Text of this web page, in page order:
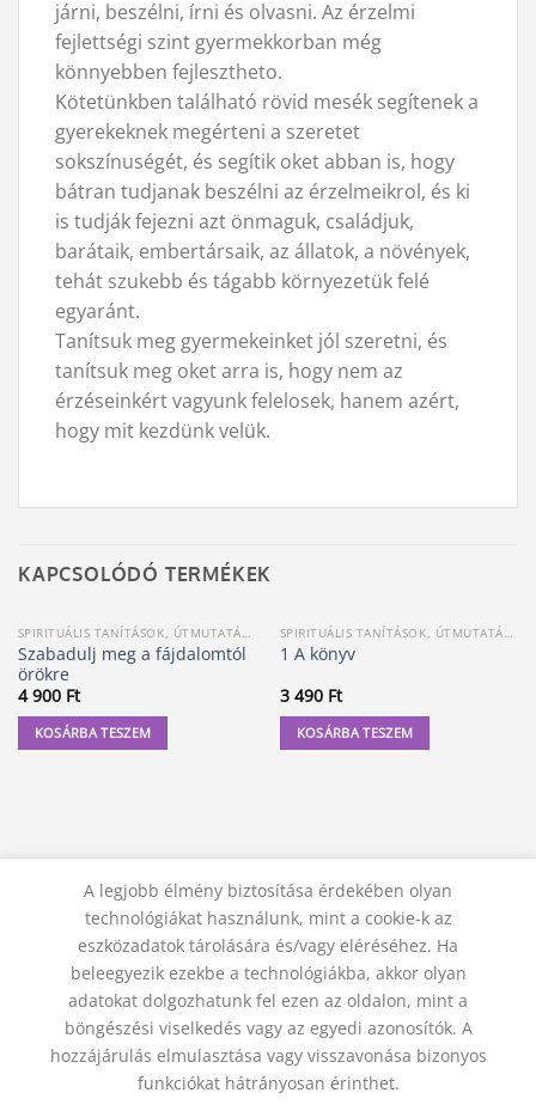
járni, beszélni, írni és olvasni. Az érzelmi
fejlettségi szint gyermekkorban még
könnyebben fejlesztheto.
Kötetünkben található rövid mesék segítenek a
gyerekeknek megérteni a szeretet
sokszínuségét, és segítik oket abban is, hogy
bátran tudjanak beszélni az érzelmeikrol, és ki
is tudják fejezni azt önmaguk, családjuk,
barátaik, embertársaik, az állatok, a növények,
tehát szukebb és tágabb környezetük felé
egyaránt.
Tanítsuk meg gyermekeinket jól szeretni, és
tanítsuk meg oket arra is, hogy nem az
érzéseinkért vagyunk felelosek, hanem azért,
hogy mit kezdünk velük.
KAPCSOLÓDÓ TERMÉKEK
SPIRITUÁLIS TANÍTÁSOK, ÚTMUTATÁSOK
Szabadulj meg a fájdalomtól
örökre
4 900 Ft
KOSÁRBA TESZEM
SPIRITUÁLIS TANÍTÁSOK, ÚTMUTATÁSOK
1 A könyv
3 490 Ft
KOSÁRBA TESZEM
KAPCSOLAT ADATVÉDELMI NYILATKOZAT
ÁSZF
JOGI NYILATKOZAT
SZÁLLÍTÁSI FELTÉTELEK
ELÁLLÁS A SZERZŐDÉSTŐL
© 2012 - 2026 Trigon 9000 Kft.
A legjobb élmény biztosítása érdekében olyan
technológiákat használunk, mint a cookie-k az
eszközadatok tárolására és/vagy eléréséhez. Ha
beleegyezik ezekbe a technológiákba, akkor olyan
adatokat dolgozhatunk fel ezen az oldalon, mint a
böngészési viselkedés vagy az egyedi azonosítók. A
hozzájárulás elmulasztása vagy visszavonása bizonyos
funkciókat hátrányosan érinthet.